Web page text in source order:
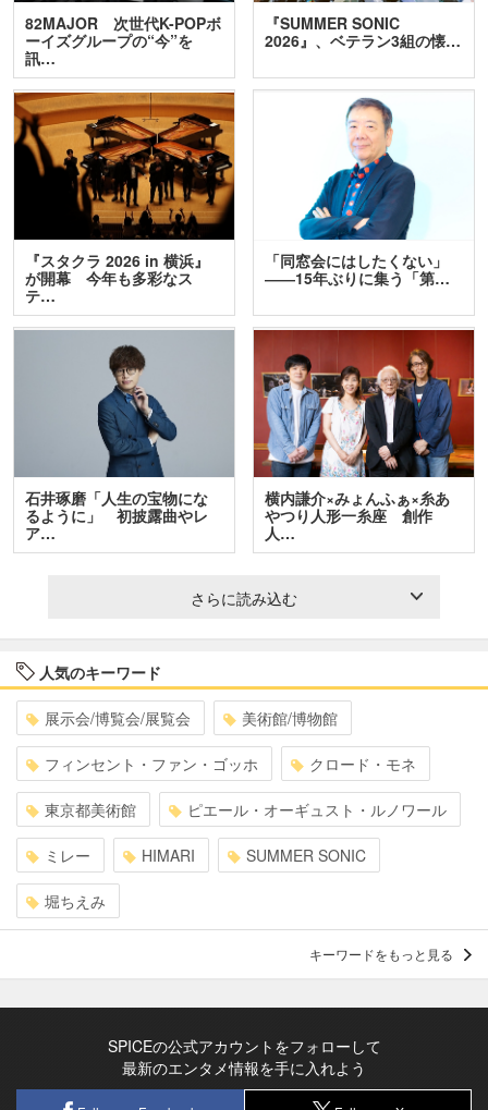
82MAJOR 次世代K-POPボ
ーイズグループの“今”を
訊…
『SUMMER SONIC
2026』、ベテラン3組の懐…
『スタクラ 2026 in 横浜』
が開幕 今年も多彩なス
テ…
「同窓会にはしたくない」
――15年ぶりに集う「第…
石井琢磨「人生の宝物にな
るように」 初披露曲やレ
ア…
横内謙介×みょんふぁ×糸あ
やつり人形一糸座 創作
人…
さらに読み込む
人気のキーワード
展示会/博覧会/展覧会 美術館/博物館
フィンセント・ファン・ゴッホ クロード・モネ
東京都美術館 ピエール・オーギュスト・ルノワール
ミレー HIMARI SUMMER SONIC
堀ちえみ
キーワードをもっと見る
SPICEの公式アカウントをフォローして
最新のエンタメ情報を手に入れよう